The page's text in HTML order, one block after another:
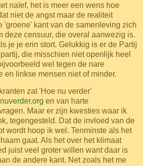
naïef, het is meer een wens hoe
niet de angst maar de realiteit
'groene' kant van de samenleving zich
deze censuur, die overal aanwezig is.
je je erin stort. Gelukkig is er de Partij
die misschien niet openlijk heel
wel tegen de nare
en linkse mensen niet of minder.
zat 'Hoe nu verder'
en van harte
Maar er zijn kwesties waar ik
tegengesteld. Dat de invloed van de
wordt hoop ik wel. Tenminste als het
gaat. Als het over het klimaat
juist veel groter willen want daar is
de andere kant. Net zoals het me